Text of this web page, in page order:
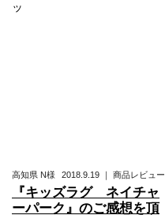
ッ
高知県 N様 2018.9.19 ｜ 商品レビュー
『キッズラグ ネイチャ
ーパーク』のご感想を頂